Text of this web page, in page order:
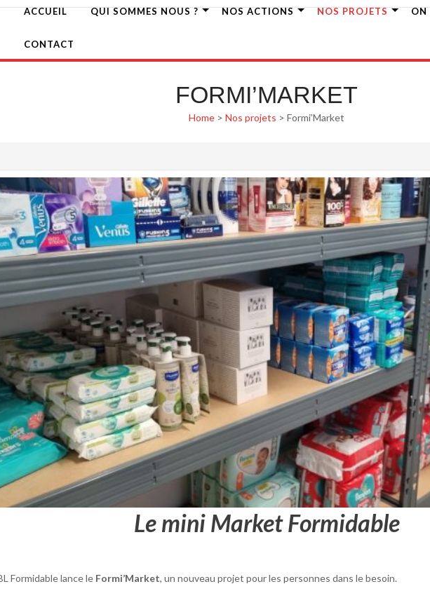
ACCUEIL QUI SOMMES NOUS ? NOS ACTIONS NOS PROJETS ON
CONTACT
FORMI’MARKET
Home > Nos projets > Formi’Market
Le mini Market Formidable
Formidable lance le Formi’Market, un nouveau projet pour les personnes dans le besoin.